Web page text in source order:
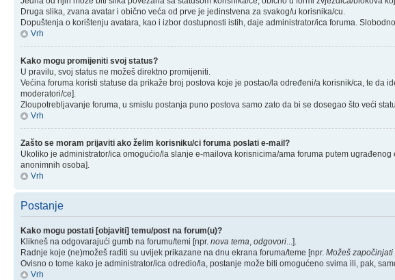
Druga slika, zvana avatar i obično veća od prve je jedinstvena za svakog/u korisnika/cu.
Dopuštenja o korištenju avatara, kao i izbor dostupnosti istih, daje administrator/ica foruma.
Vrh
Kako mogu promijeniti svoj status?
U pravilu, svoj status ne možeš direktno promijeniti.
Većina foruma koristi statuse da prikaže broj postova koje je postao/la određeni/a korisnik/ca, te da
moderatori/ce].
Zloupotrebljavanje foruma, u smislu postanja puno postova samo zato da bi se dosegao što veći
Vrh
Zašto se moram prijaviti ako želim korisniku/ci foruma poslati e-mail?
Ukoliko je administrator/ica omogućio/la slanje e-mailova korisnicima/ama foruma putem
anonimnih osoba].
Vrh
Postanje
Kako mogu postati [objaviti] temu/post na forum(u)?
Klikneš na odgovarajući gumb na forumu/temi [npr. nova tema odgovori ...].
Radnje koje (ne)možeš raditi su uvijek prikazane na dnu ekrana foruma/teme [npr. Možeš započinjati
Ovisno o tome kako je administrator/ica odredio/la, postanje može biti omogućeno svima ili, pak,
Vrh